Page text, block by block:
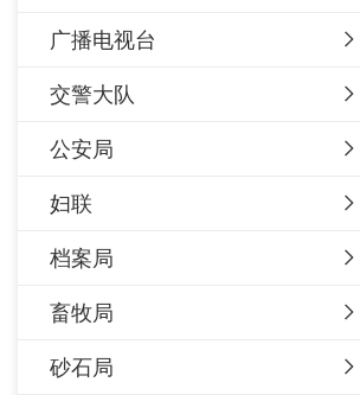
广播电视台
交警大队
公安局
妇联
档案局
畜牧局
砂石局